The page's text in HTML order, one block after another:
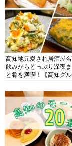
高知地元愛され居酒屋
飲みからどっぷり深夜
と肴を満喫！【高知グル